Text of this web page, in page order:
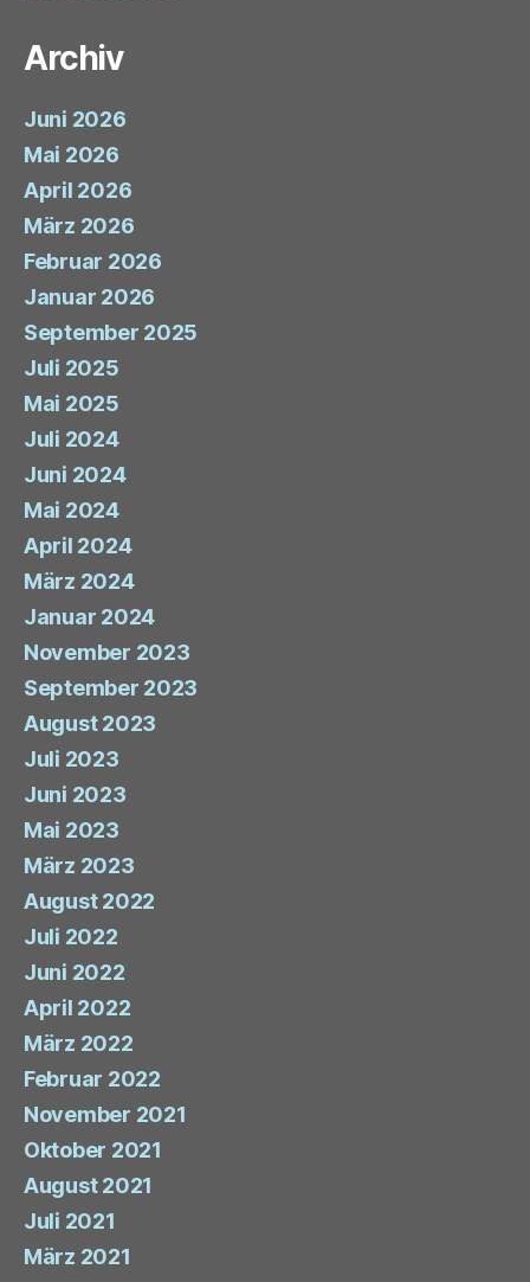
Archiv
Juni 2026
Mai 2026
April 2026
März 2026
Februar 2026
Januar 2026
September 2025
Juli 2025
Mai 2025
Juli 2024
Juni 2024
Mai 2024
April 2024
März 2024
Januar 2024
November 2023
September 2023
August 2023
Juli 2023
Juni 2023
Mai 2023
März 2023
August 2022
Juli 2022
Juni 2022
April 2022
März 2022
Februar 2022
November 2021
Oktober 2021
August 2021
Juli 2021
März 2021